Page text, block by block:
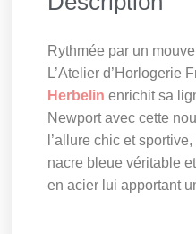
Rythmée par un
L’Atelier d’Horlogerie
Herbelin enrichit sa
Newport avec cette
l’allure chic et
nacre bleue véritable
en acier lui apportant